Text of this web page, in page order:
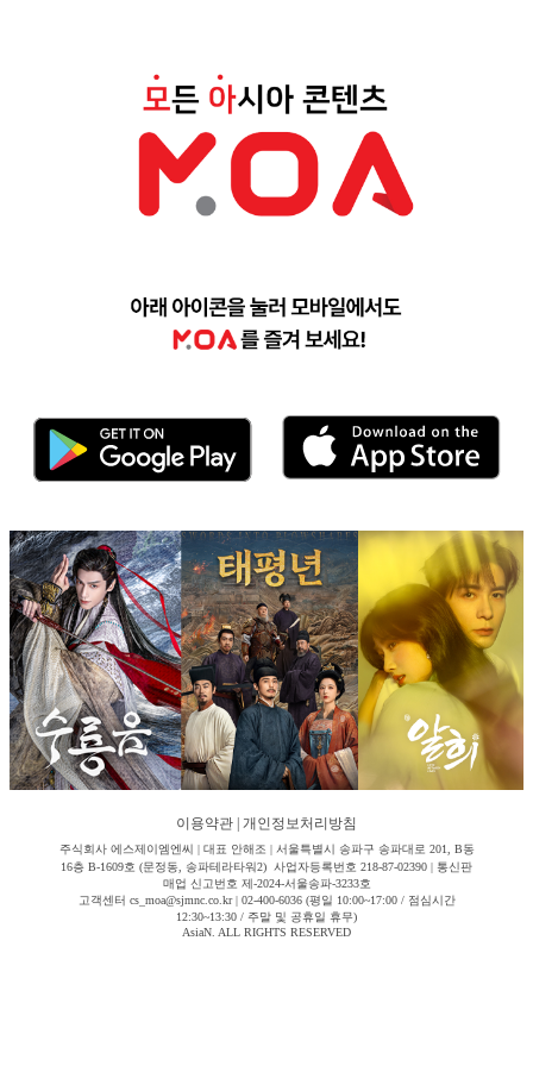
이용약관 개인정보처리방침
주식회사 에스제이엠엔씨 | 대표 안해조 | 서울특별시 송파구 송파대로 201, B동
16층 B-1609호 (문정동, 송파테라타워2) 사업자등록번호 218-87-02390 | 통신판
매업 신고번호 제-2024-서울송파-3233호
고객센터 cs_moa@sjmnc.co.kr | 02-400-6036 (평일 10:00~17:00 / 점심시간
12:30~13:30 / 주말 및 공휴일 휴무)
AsiaN. ALL RIGHTS RESERVED